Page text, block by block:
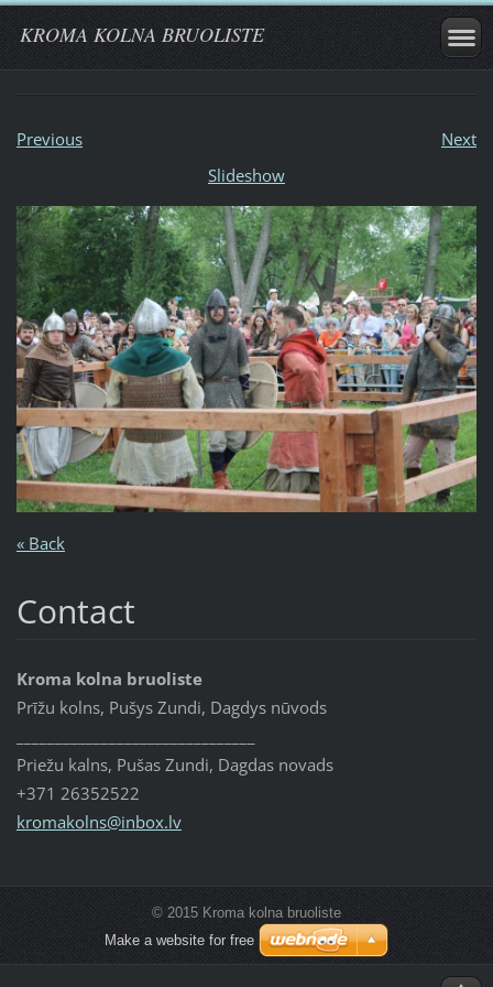
KROMA KOLNA BRUOLISTE
Previous
Next
Slideshow
« Back
Contact
Kroma kolna bruoliste
Prīžu kolns, Pušys Zundi, Dagdys nūvods
Priežu kalns, Pušas Zundi, Dagdas novads
+371 26352522
kromakolns@inbox.lv
© 2015 Kroma kolna bruoliste
Make a website for free